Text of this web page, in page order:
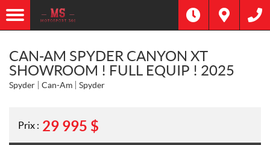
CAN-AM SPYDER CANYON XT
SHOWROOM ! FULL EQUIP ! 2025
Spyder Can-Am Spyder
Prix : 29 995 $